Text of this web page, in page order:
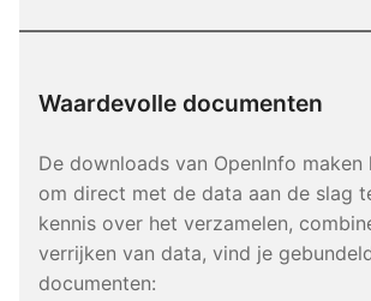
Waardevolle documenten
De downloads van OpenInfo maken
om direct met de data aan de slag
kennis over het verzamelen,
verrijken van data, vind je
documenten: